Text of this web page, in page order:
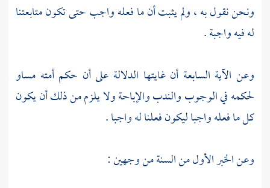
ونحن نقول به ، ولم يثبت أن ما فعله واجب حتى تكون متابعتنا
له فيه واجبة .
وعن الآية السابعة أن غايتها الدلالة على أن حكم أمته مساو
لحكمه في الوجوب والندب والإباحة ولا يلزم من ذلك أن يكون
كل ما فعله واجبا ليكون فعلنا له واجبا .
وعن الخبر الأول من السنة من وجهين :